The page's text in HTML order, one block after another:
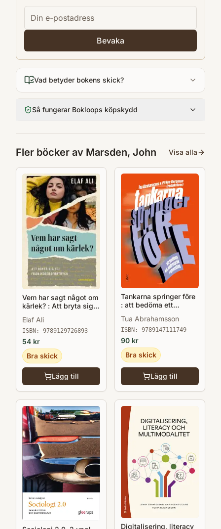
Bevaka
Vad betyder bokens skick?
Så fungerar Bokloops köpskydd
Fler böcker av Marsden, John Visa alla
Vem har sagt något om
kärlek? : Att bryta sig
Elaf Ali
ISBN: 9789129726893
54 kr
Bra skick
Lägg till
Tankarna springer före
: att bedöma ett
Tua Abrahamsson
ISBN: 9789147111749
90 kr
Bra skick
Lägg till
Digitalisering, literacy